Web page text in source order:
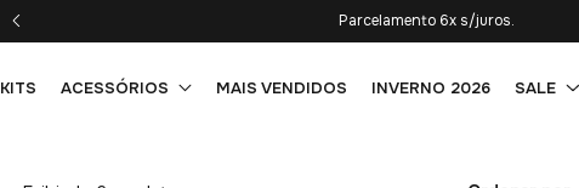
Parcelamento 6x s/juros.
KITS ACESSÓRIOS MAIS VENDIDOS INVERNO 2026 SALE